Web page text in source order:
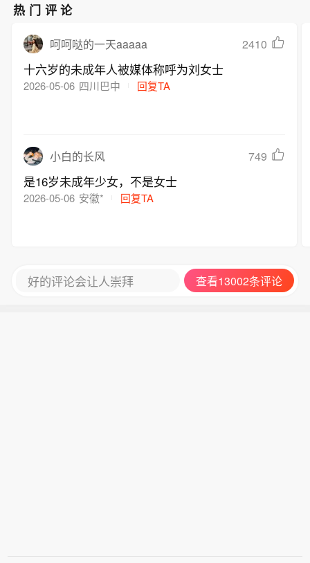
热门评论
呵呵哒的一天aaaaa 2410
十六岁的未成年人被媒体称呼为刘女士
2026-05-06 四川巴中 回复TA
小白的长风 749
是16岁未成年少女，不是女士
2026-05-06 安徽* 回复TA
好的评论会让人崇拜 查看13002条评论